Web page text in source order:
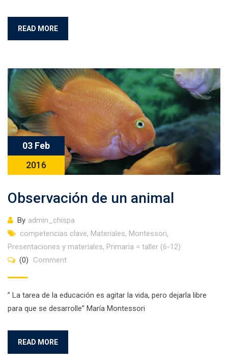
READ MORE
03 Feb
2016
Observación de un animal
By admin_chispa
competencias clave, Materiales, Montessori,
Presentaciones y materiales, Primaria = taller (6-12)
(0)
Comment
” La tarea de la educación es agitar la vida, pero dejarla libre
para que se desarrolle” María Montessori
READ MORE